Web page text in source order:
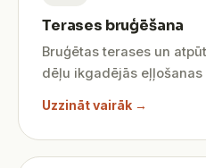
Terases bruģēšana
Bruģētas terases un
dēļu ikgadējās eļļošanas
Uzzināt vairāk →